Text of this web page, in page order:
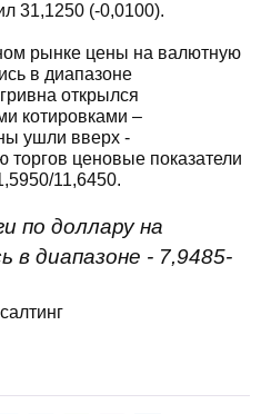
31,1250 (-0,0100).
рынке цены на валютную
в диапазоне
открылся
котировками –
ушли вверх -
торгов ценовые показатели
11,6450.
по доллару на
в диапазоне - 7,9485-